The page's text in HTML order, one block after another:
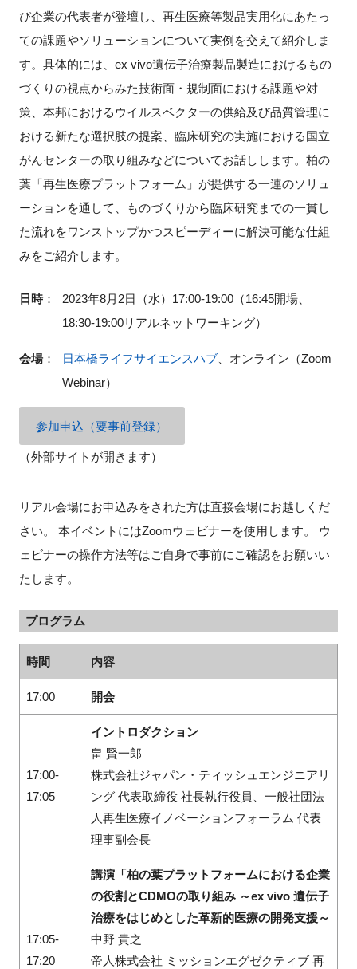
び企業の代表者が登壇し、再生医療等製品実用化にあたっ
ての課題やソリューションについて実例を交えて紹介しま
す。具体的には、ex vivo遺伝子治療製品製造におけるもの
づくりの視点からみた技術面・規制面における課題や対
策、本邦におけるウイルスベクターの供給及び品質管理に
おける新たな選択肢の提案、臨床研究の実施における国立
がんセンターの取り組みなどについてお話しします。柏の
葉「再生医療プラットフォーム」が提供する一連のソリュ
ーションを通して、ものづくりから臨床研究までの一貫し
た流れをワンストップかつスピーディーに解決可能な仕組
みをご紹介します。
日時：
2023年8月2日（水）17:00-19:00（16:45開場、
18:30-19:00リアルネットワーキング）
会場： 日本橋ライフサイエンスハブ、オンライン（Zoom
Webinar）
参加申込（要事前登録）
（外部サイトが開きます）
リアル会場にお申込みをされた方は直接会場にお越しくだ
さい。 本イベントにはZoomウェビナーを使用します。 ウ
ェビナーの操作方法等はご自身で事前にご確認をお願いい
たします。
プログラム
時間 内容
17:00 開会
17:00-
17:05
イントロダクション
畠 賢一郎
株式会社ジャパン・ティッシュエンジニアリ
ング 代表取締役 社長執行役員、一般社団法
人再生医療イノベーションフォーラム 代表
理事副会長
17:05-
17:20
講演「柏の葉プラットフォームにおける企業
の役割とCDMOの取り組み ～ex vivo 遺伝子
治療をはじめとした革新的医療の開発支援～
中野 貴之
帝人株式会社 ミッションエグゼクティブ 再